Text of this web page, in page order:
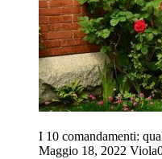
I 10 comandamenti:
Maggio 18, 2022